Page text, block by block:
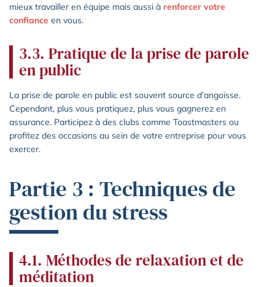
mieux travailler en équipe mais aussi à renforcer votre
confiance en vous.
3.3. Pratique de la prise de parole
en public
La prise de parole en public est souvent source d’angoisse.
Cependant, plus vous pratiquez, plus vous gagnerez en
assurance. Participez à des clubs comme Toastmasters ou
profitez des occasions au sein de votre entreprise pour vous
exercer.
Partie 3 : Techniques de
gestion du stress
4.1. Méthodes de relaxation et de
méditation